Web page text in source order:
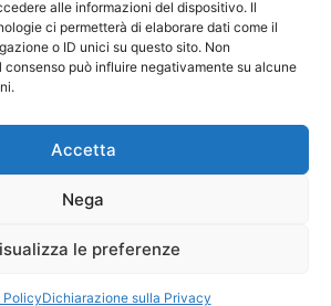
alle informazioni del dispositivo. Il
ci permetterà di elaborare dati come il
o ID unici su questo sito. Non
può influire negativamente su alcune
Accetta
Nega
le preferenze
PolicyDichiarazione sulla Privacy
Recupero Dati Vercelli
Dati Torino - P.IVA: 03054500990
policy|Cookie Policy
non approvato o affiliato a nessuna delle società i
proprietà dei rispettivi proprietari. Le informazioni